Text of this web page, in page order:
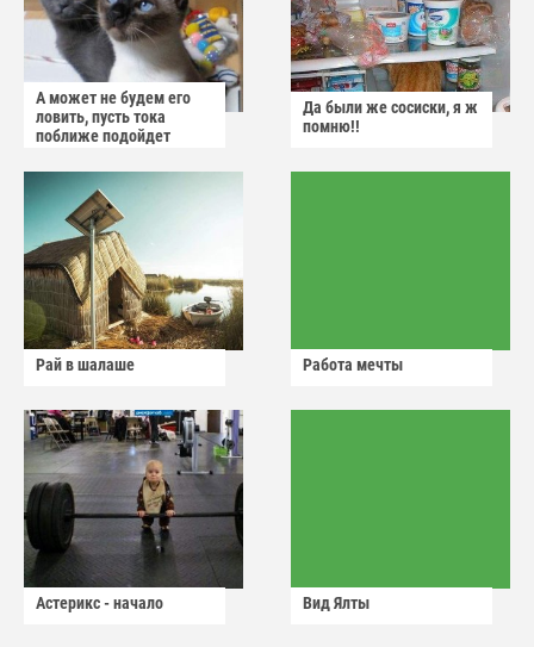
А может не будем его
ловить, пусть тока
поближе подойдет
Да были же сосиски, я ж
помню!!
Рай в шалаше Работа мечты
Астерикс - начало Вид Ялты